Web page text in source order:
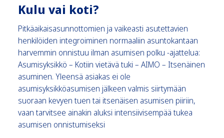
Kulu vai koti?
Pitkäaikaisasunnottomien ja vaikeasti asutettavien
henkilöiden integroiminen normaaliin asuntokantaan
harvemmin onnistuu ilman asumisen polku -ajattelua:
Asumisyksikkö – Kotiin vietävä tuki – AIMO – Itsenäinen
asuminen. Yleensä asiakas ei ole
asumisyksikköasumisen jälkeen valmis siirtymään
suoraan kevyen tuen tai itsenäisen asumisen piiriin,
vaan tarvitsee ainakin aluksi intensiivisempää tukea
asumisen onnistumiseksi